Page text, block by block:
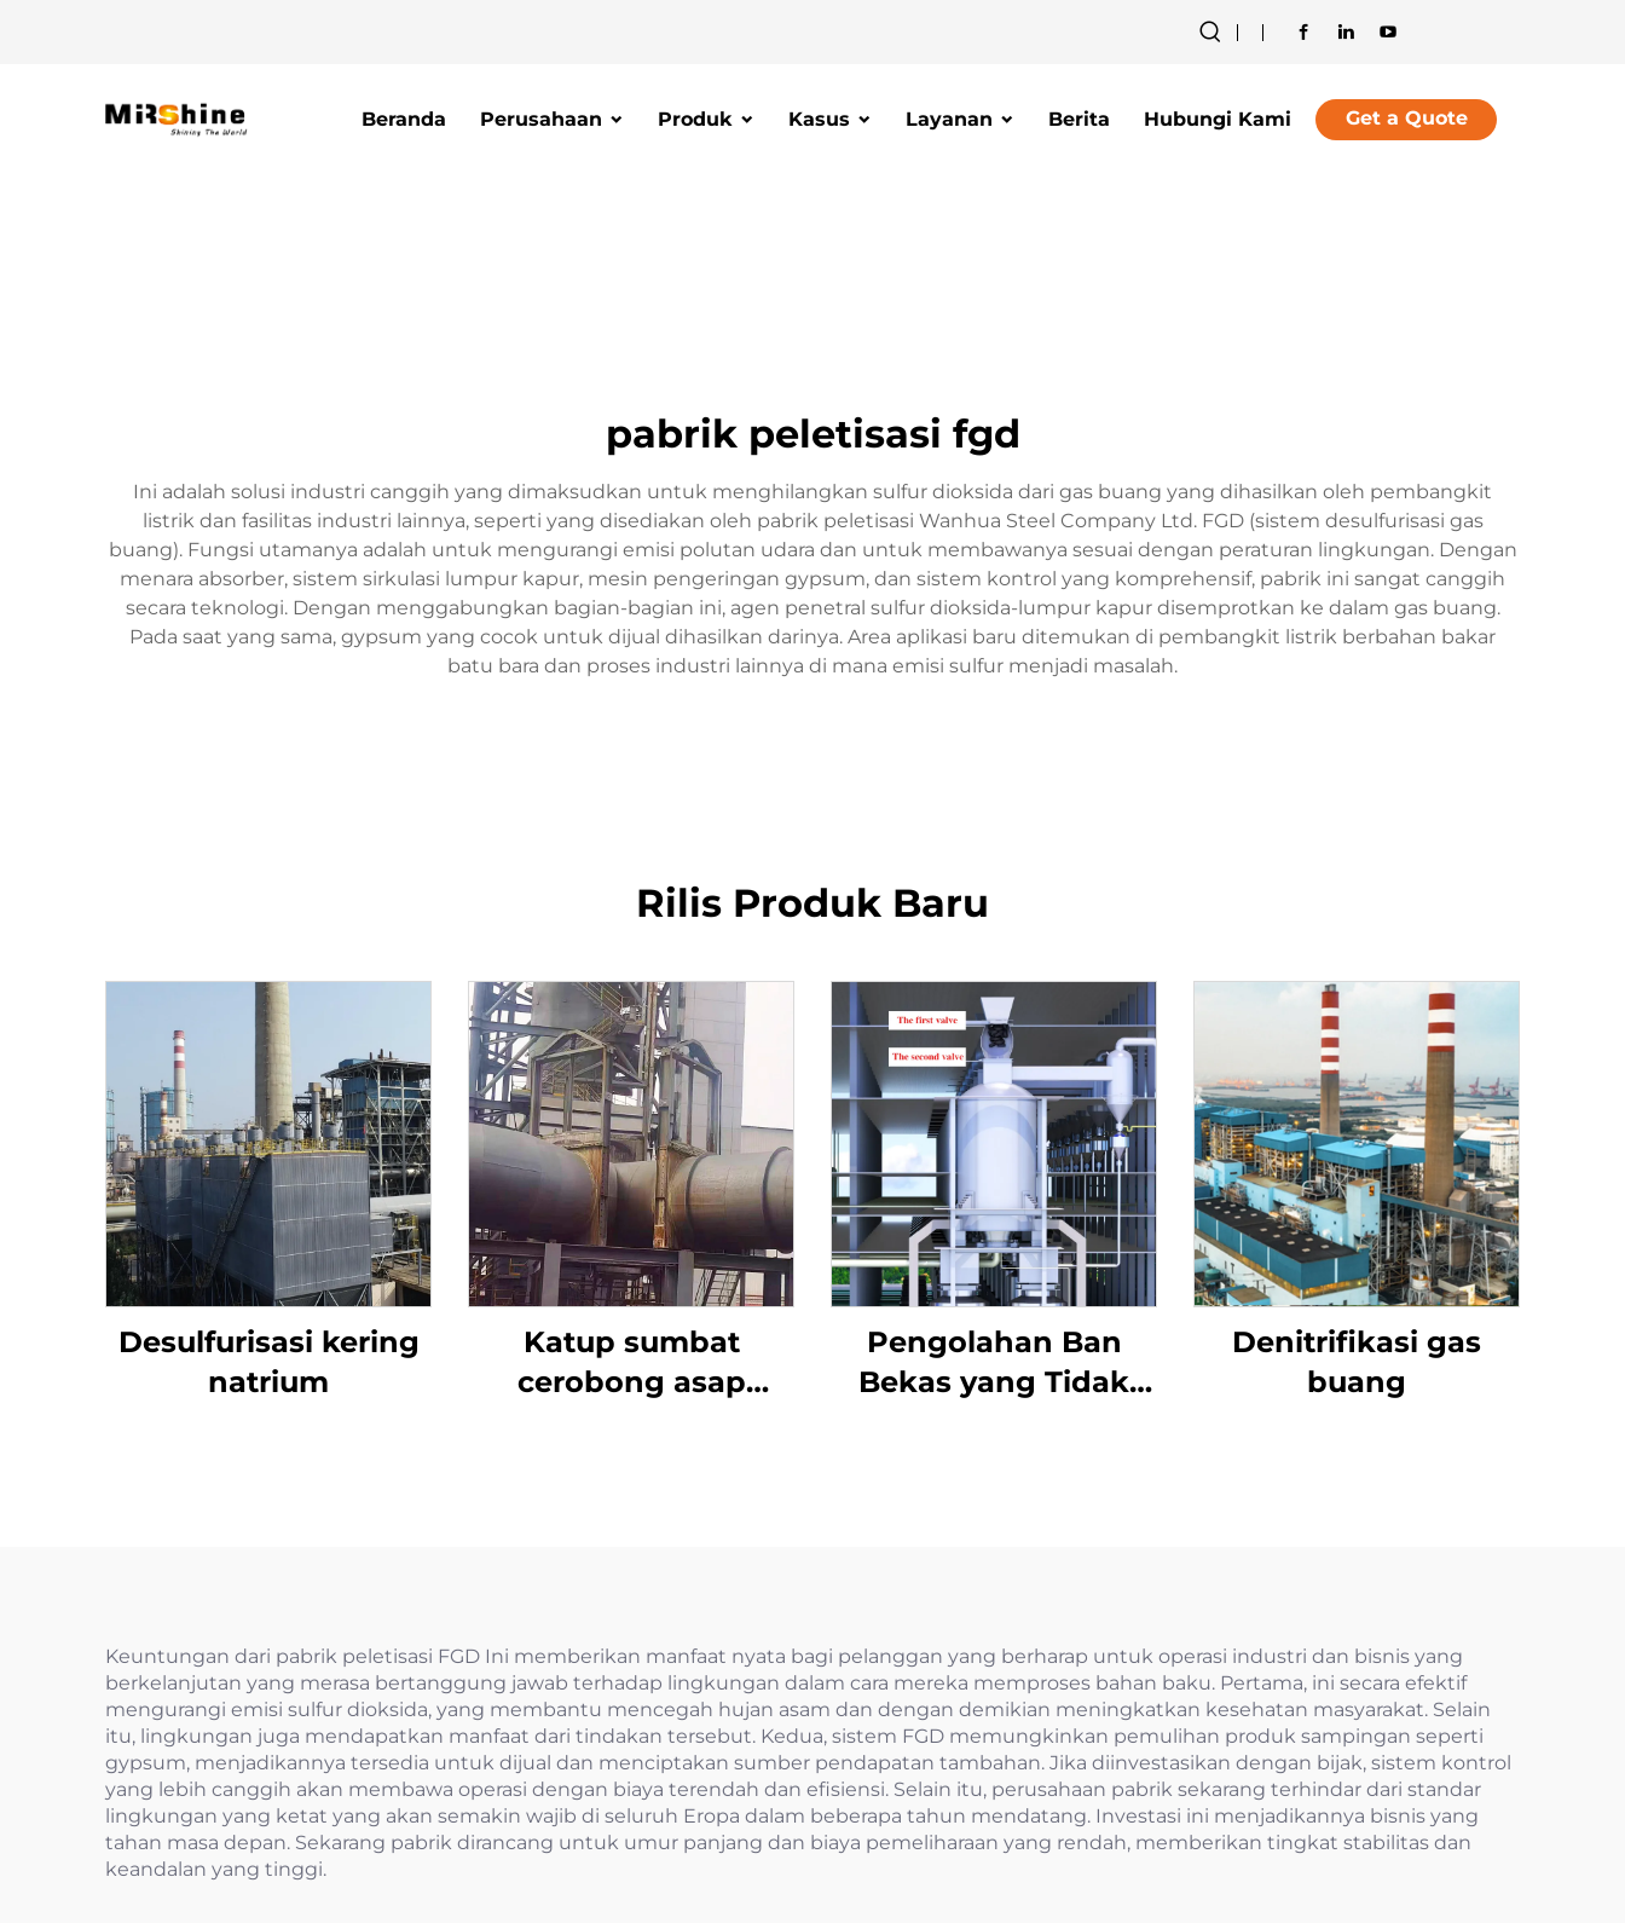
Beranda Perusahaan Produk Kasus Layanan Berita Hubungi Kami Get a Quote
pabrik peletisasi fgd
Ini adalah solusi industri canggih yang dimaksudkan untuk menghilangkan sulfur dioksida dari gas buang yang dihasilkan oleh pembangkit
listrik dan fasilitas industri lainnya, seperti yang disediakan oleh pabrik peletisasi Wanhua Steel Company Ltd. FGD (sistem desulfurisasi gas
buang). Fungsi utamanya adalah untuk mengurangi emisi polutan udara dan untuk membawanya sesuai dengan peraturan lingkungan. Dengan
menara absorber, sistem sirkulasi lumpur kapur, mesin pengeringan gypsum, dan sistem kontrol yang komprehensif, pabrik ini sangat canggih
secara teknologi. Dengan menggabungkan bagian-bagian ini, agen penetral sulfur dioksida-lumpur kapur disemprotkan ke dalam gas buang.
Pada saat yang sama, gypsum yang cocok untuk dijual dihasilkan darinya. Area aplikasi baru ditemukan di pembangkit listrik berbahan bakar
batu bara dan proses industri lainnya di mana emisi sulfur menjadi masalah.
Rilis Produk Baru
Desulfurisasi kering
natrium
Katup sumbat
cerobong asap
Pengolahan Ban
Bekas yang Tidak
Denitrifikasi gas
buang
Keuntungan dari pabrik peletisasi FGD Ini memberikan manfaat nyata bagi pelanggan yang berharap untuk operasi industri dan bisnis yang
berkelanjutan yang merasa bertanggung jawab terhadap lingkungan dalam cara mereka memproses bahan baku. Pertama, ini secara efektif
mengurangi emisi sulfur dioksida, yang membantu mencegah hujan asam dan dengan demikian meningkatkan kesehatan masyarakat. Selain
itu, lingkungan juga mendapatkan manfaat dari tindakan tersebut. Kedua, sistem FGD memungkinkan pemulihan produk sampingan seperti
gypsum, menjadikannya tersedia untuk dijual dan menciptakan sumber pendapatan tambahan. Jika diinvestasikan dengan bijak, sistem kontrol
yang lebih canggih akan membawa operasi dengan biaya terendah dan efisiensi. Selain itu, perusahaan pabrik sekarang terhindar dari standar
lingkungan yang ketat yang akan semakin wajib di seluruh Eropa dalam beberapa tahun mendatang. Investasi ini menjadikannya bisnis yang
tahan masa depan. Sekarang pabrik dirancang untuk umur panjang dan biaya pemeliharaan yang rendah, memberikan tingkat stabilitas dan
keandalan yang tinggi.